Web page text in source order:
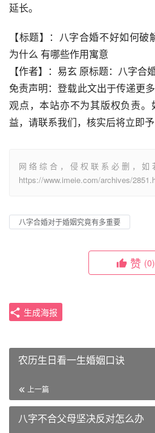
延长。
【标题】：八字合婚不好如何
为什么 有哪些作用寓意
【作者】：易玄 原标题：八字合
免责声明：登载此文出于传递更
观点，本站亦不为其版权负责
益，请联系我们，核实后将立即予
网络综合，侵权联系必删，如
https://www.imeie.com/archives/
八字合婚对于婚姻究竟有多重要
赞 (0)
生成海报
农历生日看一生婚姻口诀
上一篇
八字不合父母坚决反对怎么办